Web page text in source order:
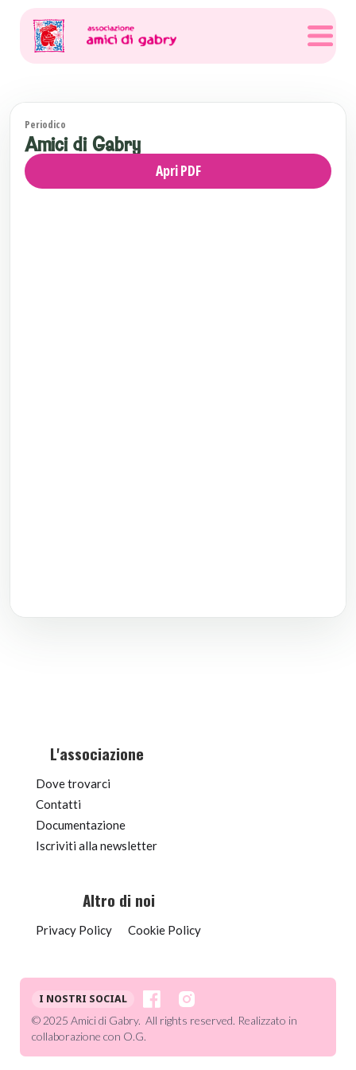
Periodico
Amici di Gabry
Apri PDF
L'associazione
Dove trovarci
Contatti
Documentazione
Iscriviti alla newsletter
Altro di noi
Privacy Policy Cookie Policy
I NOSTRI SOCIAL
© 2025 Amici di Gabry. All rights reserved. Realizzato in
collaborazione con O.G.